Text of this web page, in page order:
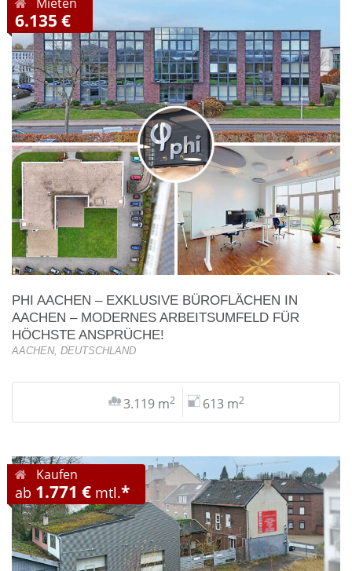
Mieten
6.135 €
PHI AACHEN – EXKLUSIVE BÜROFLÄCHEN IN
AACHEN – MODERNES ARBEITSUMFELD FÜR
HÖCHSTE ANSPRÜCHE!
AACHEN, DEUTSCHLAND
3.119 m2 613 m2
Kaufen
ab 1.771 € mtl.*